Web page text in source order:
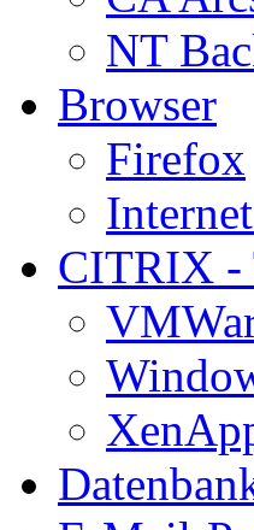
NT
Browser
Firefox
CITRIX -